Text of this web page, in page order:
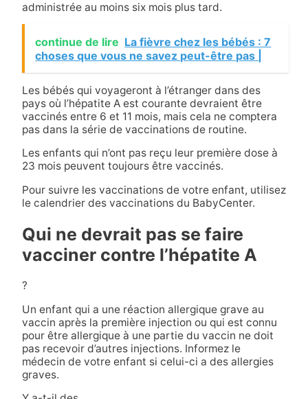
administrée au moins six mois plus tard.
continue de lire La fièvre chez les bébés : 7
choses que vous ne savez peut-être pas |
Les bébés qui voyageront à l’étranger dans des
pays où l’hépatite A est courante devraient être
vaccinés entre 6 et 11 mois, mais cela ne comptera
pas dans la série de vaccinations de routine.
Les enfants qui n’ont pas reçu leur première dose à
23 mois peuvent toujours être vaccinés.
Pour suivre les vaccinations de votre enfant, utilisez
le calendrier des vaccinations du BabyCenter.
Qui ne devrait pas se faire
vacciner contre l’hépatite A
?
Un enfant qui a une réaction allergique grave au
vaccin après la première injection ou qui est connu
pour être allergique à une partie du vaccin ne doit
pas recevoir d’autres injections. Informez le
médecin de votre enfant si celui-ci a des allergies
graves.